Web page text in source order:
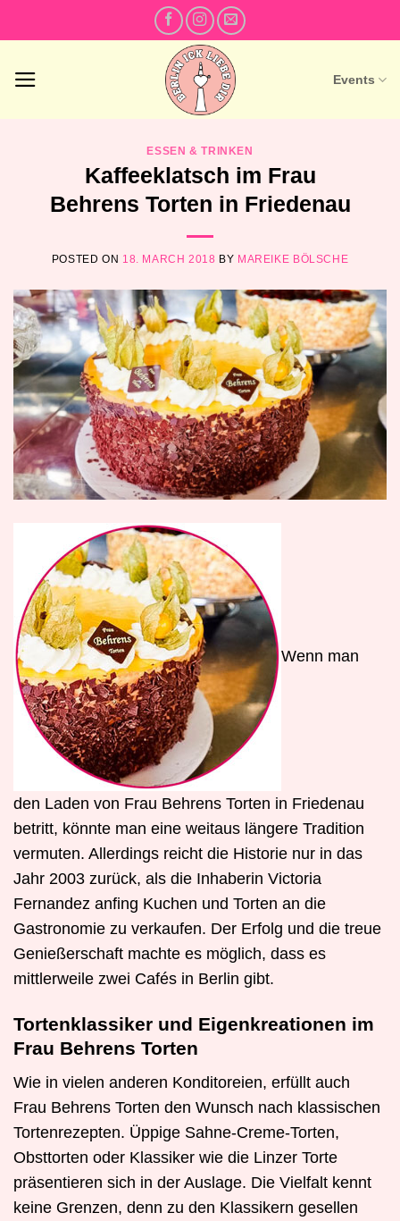
to
Events
ESSEN & TRINKEN
Kaffeeklatsch im Frau
Behrens Torten in Friedenau
POSTED ON 18. MARCH 2018 BY MAREIKE BÖLSCHE
Wenn man
den Laden von Frau Behrens Torten in Friedenau
betritt, könnte man eine weitaus längere Tradition
vermuten. Allerdings reicht die Historie nur in das
Jahr 2003 zurück, als die Inhaberin Victoria
Fernandez anfing Kuchen und Torten an die
Gastronomie zu verkaufen. Der Erfolg und die treue
Genießerschaft machte es möglich, dass es
mittlerweile zwei Cafés in Berlin gibt.
Tortenklassiker und Eigenkreationen im
Frau Behrens Torten
Wie in vielen anderen Konditoreien, erfüllt auch
Frau Behrens Torten den Wunsch nach klassischen
Tortenrezepten. Üppige Sahne-Creme-Torten,
Obsttorten oder Klassiker wie die Linzer Torte
präsentieren sich in der Auslage. Die Vielfalt kennt
keine Grenzen, denn zu den Klassikern gesellen